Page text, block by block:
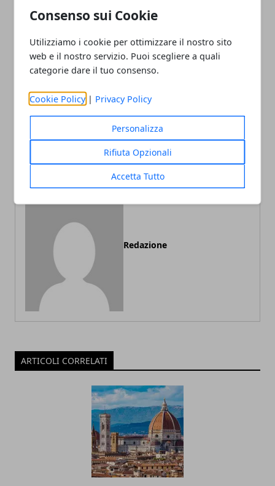
Consenso sui Cookie
Utilizziamo i cookie per ottimizzare il nostro sito
web e il nostro servizio. Puoi scegliere a quali
categorie dare il tuo consenso.
Cookie Policy | Privacy Policy
Personalizza
Rifiuta Opzionali
Accetta Tutto
Articolo Precedente
risorse e più opportunità
peggioramento nella notte
Redazione
ARTICOLI CORRELATI